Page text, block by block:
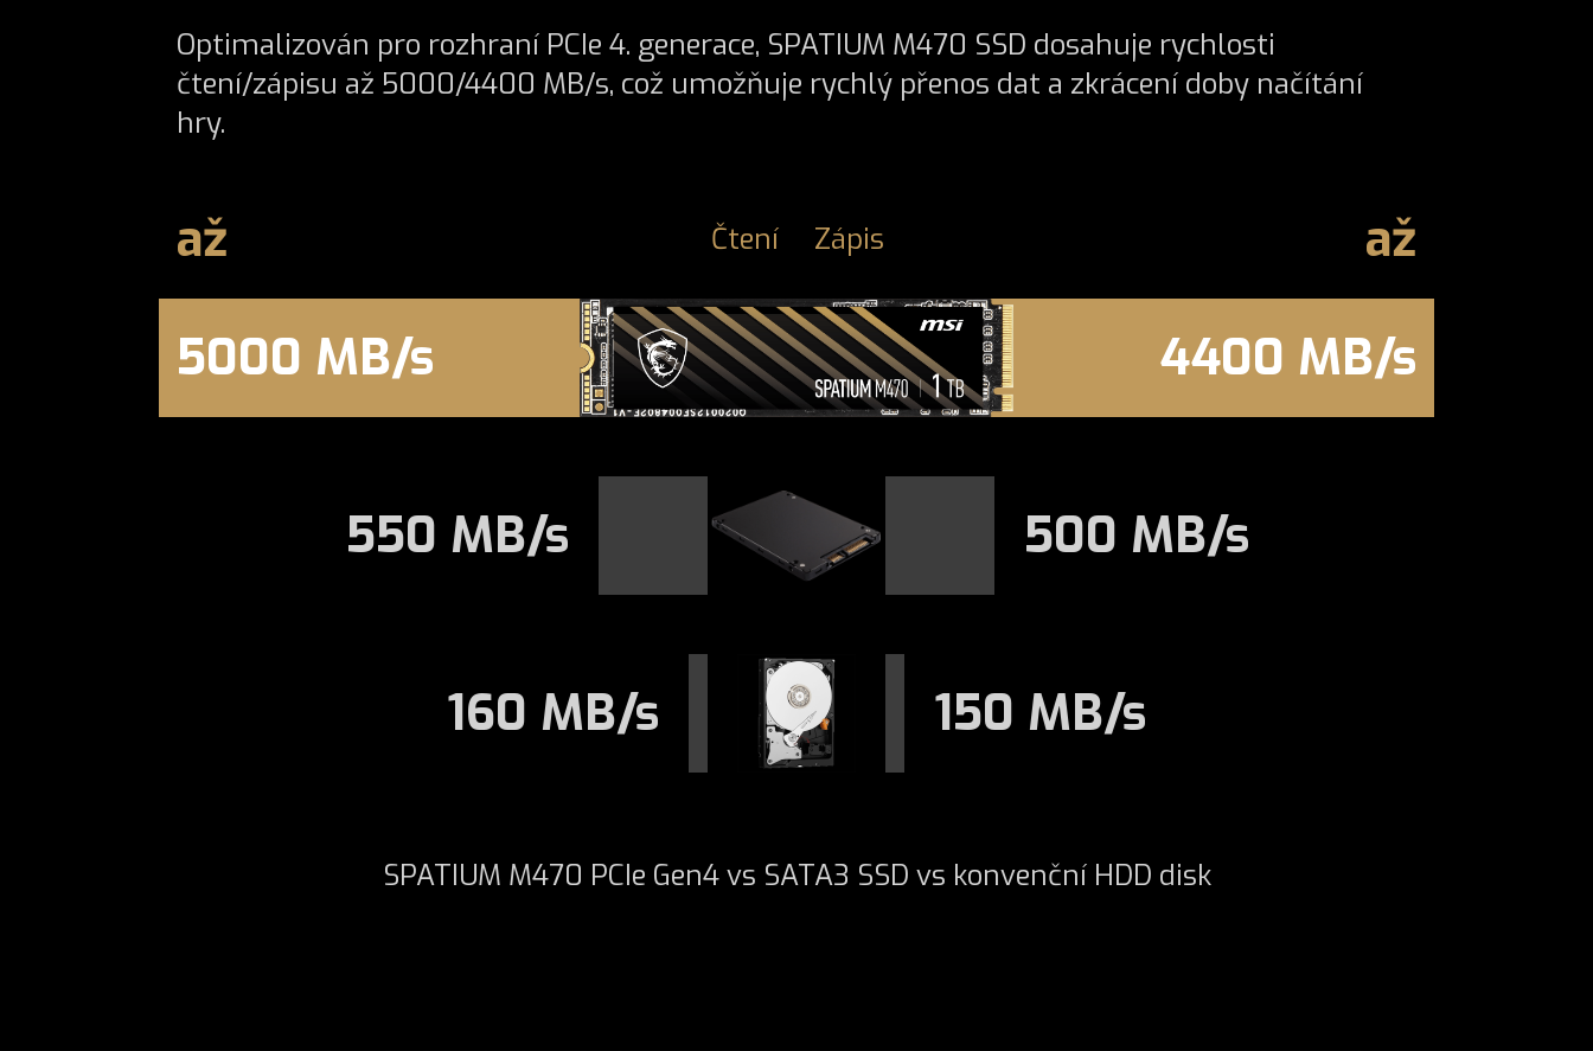
Optimalizován pro rozhraní PCIe 4. generace, SPATIUM M470 SSD dosahuje rychlosti
čtení/zápisu až 5000/4400 MB/s, což umožňuje rychlý přenos dat a zkrácení doby načítání
hry.
až Čtení Zápis
až
5000 MB/s
4400 MB/s
550 MB/s 500 MB/s
160 MB/s 150 MB/s
SPATIUM M470 PCIe Gen4 vs SATA3 SSD vs konvenční HDD disk